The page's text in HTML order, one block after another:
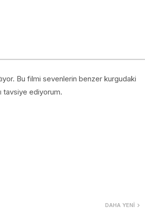
Bu filmi sevenlerin benzer kurgudaki
tavsiye ediyorum.
DAHA YENI